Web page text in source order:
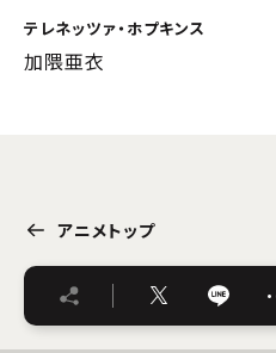
テレネッツァ・ホプキンス
加隈亜衣
アニメトップ